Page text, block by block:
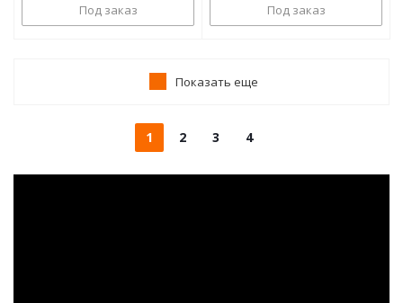
Под заказ Под заказ
Показать еще
1 2 3 4